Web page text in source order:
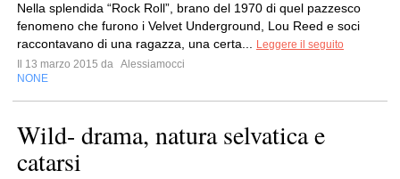
Nella splendida “Rock Roll”, brano del 1970 di quel pazzesco
fenomeno che furono i Velvet Underground, Lou Reed e soci
raccontavano di una ragazza, una certa...
Leggere il seguito
Il 13 marzo 2015 da Alessiamocci
NONE
Wild- drama, natura selvatica e
catarsi